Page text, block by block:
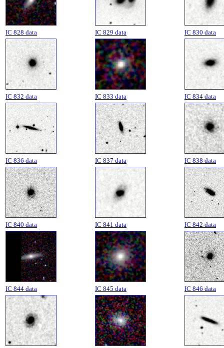
IC 828 data IC 829 data IC 830 data
IC 832 data IC 833 data IC 834 data
IC 836 data IC 837 data IC 838 data
IC 840 data IC 841 data IC 842 data
IC 844 data IC 845 data IC 846 data